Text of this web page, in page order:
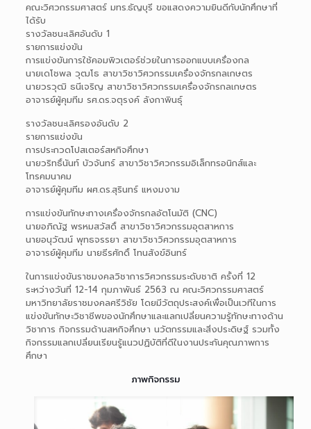
คณะวิศวกรรมศาสตร์ มทร.ธัญบุรี ขอแสดงความยินดีกับนักศึกษาที่
ได้รับ
รางวัลชนะเลิศอันดับ 1
รายการแข่งขัน
การแข่งขันการใช้คอมพิวเตอร์ช่วยในการออกแบบเครื่องกล
นายเดโชพล วุฒโธ สาขาวิชาวิศวกรรมเครื่องจักรกลเกษตร
นายวรวุฒิ ธนีเจริญ สาขาวิชาวิศวกรรมเครื่องจักรกลเกษตร
อาจารย์ผู้คุมทีม รศ.ดร.จตุรงค์ ลังกาพินธุ์
รางวัลชนะเลิศรองอันดับ 2
รายการแข่งขัน
การประกวดโปสเตอร์สหกิจศึกษา
นายวริทธิ์นันท์ บัวจันทร์ สาขาวิชาวิศวกรรมอิเล็กทรอนิกส์และ
โทรคมนาคม
อาจารย์ผู้คุมทีม ผศ.ดร.สุรินทร์ แหงมงาม
การแข่งขันทักษะทางเครื่องจักรกลอัตโนมัติ (CNC)
นายอภิณัฐ พรหมสวัสดิ์ สาขาวิชาวิศวกรรมอุตสาหการ
นายอนุวัฒน์ พุทธจรรยา สาขาวิชาวิศวกรรมอุตสาหการ
อาจารย์ผู้คุมทีม นายธีรศักดิ์ โทนสังข์อินทร์
ในการแข่งขันราชมงคลวิชาการวิศวกรรมระดับชาติ ครั้งที่ 12
ระหว่างวันที่ 12-14 กุมภาพันธ์ 2563 ณ คณะวิศวกรรมศาสตร์
มหาวิทยาลัยราชมงคลศรีวิชัย โดยมีวัตถุประสงค์เพื่อเป็นเวทีในการ
แข่งขันทักษะวิชาชีพของนักศึกษาและแลกเปลี่ยนความรู้ทักษะทางด้าน
วิชาการ กิจกรรมด้านสหกิจศึกษา นวัตกรรมและสิ่งประดิษฐ์ รวมทั้ง
กิจกรรมแลกเปลี่ยนเรียนรู้แนวปฏิบัติที่ดีในงานประกันคุณภาพการ
ศึกษา
ภาพกิจกรรม